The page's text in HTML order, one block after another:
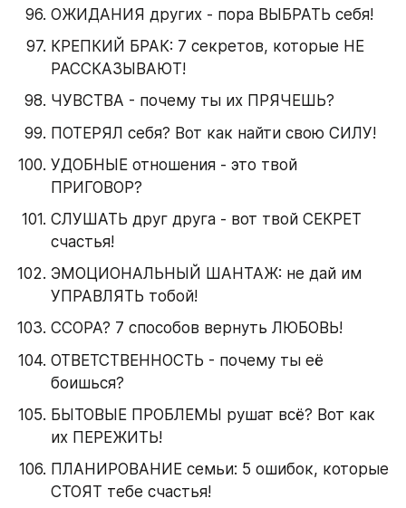
ОЖИДАНИЯ других - пора ВЫБРАТЬ себя!
КРЕПКИЙ БРАК: 7 секретов, которые НЕ
РАССКАЗЫВАЮТ!
ЧУВСТВА - почему ты их ПРЯЧЕШЬ?
ПОТЕРЯЛ себя? Вот как найти свою СИЛУ!
УДОБНЫЕ отношения - это твой
ПРИГОВОР?
СЛУШАТЬ друг друга - вот твой СЕКРЕТ
счастья!
ЭМОЦИОНАЛЬНЫЙ ШАНТАЖ: не дай им
УПРАВЛЯТЬ тобой!
ССОРА? 7 способов вернуть ЛЮБОВЬ!
ОТВЕТСТВЕННОСТЬ - почему ты её
боишься?
БЫТОВЫЕ ПРОБЛЕМЫ рушат всё? Вот как
их ПЕРЕЖИТЬ!
ПЛАНИРОВАНИЕ семьи: 5 ошибок, которые
СТОЯТ тебе счастья!